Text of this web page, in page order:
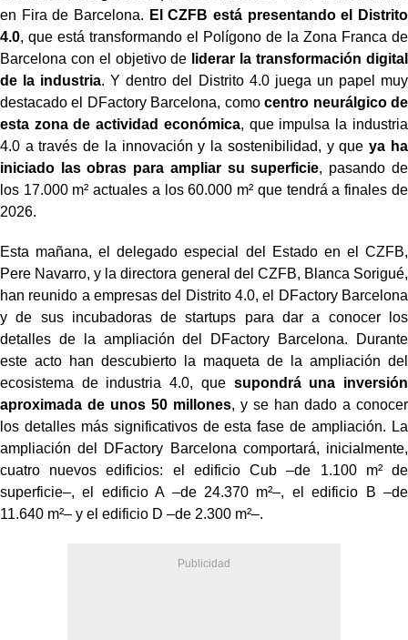
en Fira de Barcelona. El CZFB está presentando el Distrito
4.0, que está transformando el Polígono de la Zona Franca de
Barcelona con el objetivo de liderar la transformación digital
de la industria. Y dentro del Distrito 4.0 juega un papel muy
destacado el DFactory Barcelona, comocentro neurálgico de
esta zona de actividad económica, que impulsa la industria
4.0 a través de la innovación y la sostenibilidad, y queya ha
iniciado las obras para ampliar su superficie, pasando de
los 17.000 m² actuales a los 60.000 m² que tendrá a finales de
2026.
Esta mañana, el delegado especial del Estado en el CZFB,
Pere Navarro, y la directora general del CZFB, Blanca Sorigué,
han reunido a empresas del Distrito 4.0, el DFactory Barcelona
y de sus incubadoras de startups para dar a conocer los
detalles de la ampliación del DFactory Barcelona. Durante
este acto han descubierto la maqueta de la ampliación del
ecosistema de industria 4.0, quesupondrá una inversión
aproximada de unos 50 millones, y se han dado a conocer
los detalles más significativos de esta fase de ampliación. La
ampliación del DFactory Barcelona comportará, inicialmente,
cuatro nuevos edificios: el edificio Cub –de 1.100 m² de
superficie–, el edificio A –de 24.370 m²–, el edificio B –de
11.640 m²– y el edificio D –de 2.300 m²–.